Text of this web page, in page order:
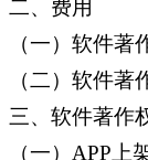
二、费用
（一）软件著
（二）软件著
三、软件著作
（一）APP上